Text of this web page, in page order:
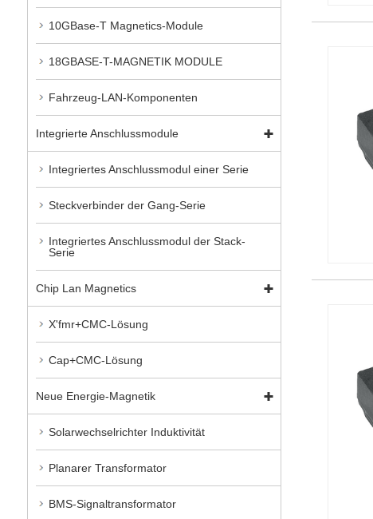
10GBase-T Magnetics-Module
18GBASE-T-MAGNETIK MODULE
Fahrzeug-LAN-Komponenten
Integrierte Anschlussmodule
Integriertes Anschlussmodul einer Serie
Steckverbinder der Gang-Serie
Integriertes Anschlussmodul der Stack-
Serie
Chip Lan Magnetics
X'fmr+CMC-Lösung
Cap+CMC-Lösung
Neue Energie-Magnetik
Solarwechselrichter Induktivität
Planarer Transformator
BMS-Signaltransformator